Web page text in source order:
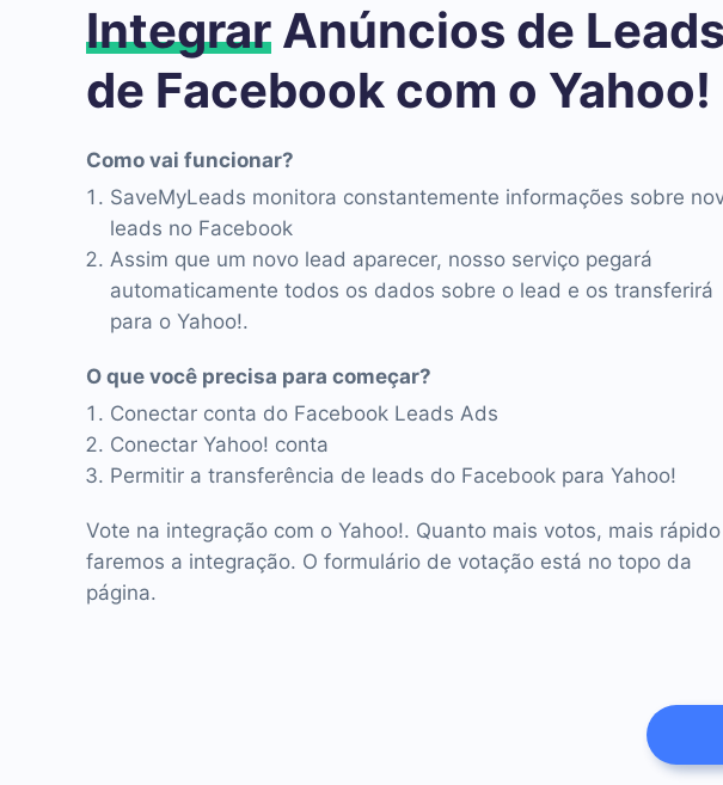
Integrar Anúncios de Leads
de Facebook com o Yahoo!
Como vai funcionar?
SaveMyLeads monitora constantemente informações sobre
leads no Facebook
Assim que um novo lead aparecer, nosso serviço pegará
automaticamente todos os dados sobre o lead e os transferirá
para o Yahoo!.
O que você precisa para começar?
Conectar conta do Facebook Leads Ads
Conectar Yahoo! conta
Permitir a transferência de leads do Facebook para Yahoo!
Vote na integração com o Yahoo!. Quanto mais votos, mais rápido
faremos a integração. O formulário de votação está no topo da
página.